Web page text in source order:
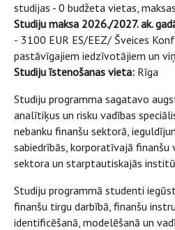
studijas - 0 budžeta vietas,
Studiju maksa 2026./2027. ak.
- 3100 EUR ES/EEZ/ Šveices
pastāvīgajiem iedzīvotājiem un
Studiju īstenošanas vieta: Rīga
Studiju programma sagatavo
analītiķus un risku vadības
nebanku finanšu sektorā,
sabiedrībās, korporatīvajā finanšu
sektora un starptautiskajās
Studiju programmā studenti
finanšu tirgu darbībā, finanšu
identificēšanā, modelēšanā un